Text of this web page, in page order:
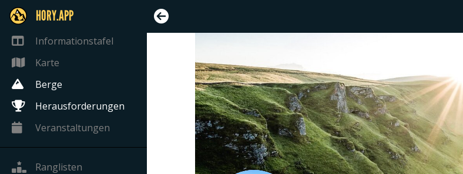
HORY.APP
Informationstafel
Karte
Berge
Herausforderungen
Veranstaltungen
Ranglisten